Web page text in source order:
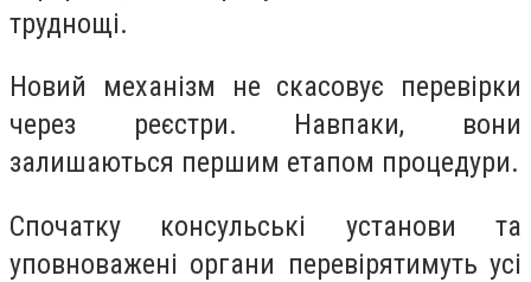
труднощі.
Новий механізм не скасовує перевірки
через реєстри. Навпаки, вони
залишаються першим етапом процедури.
Спочатку консульські установи та
уповноважені органи перевірятимуть усі